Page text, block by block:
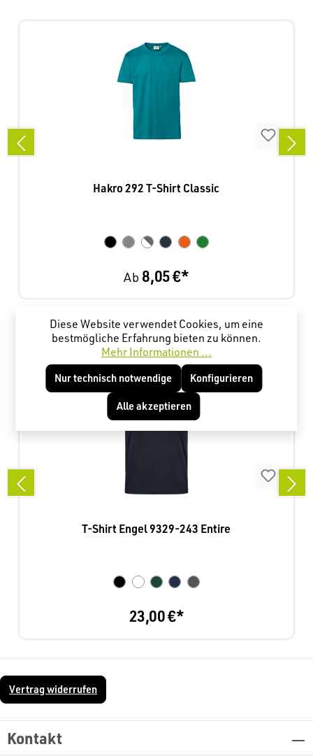
Hakro 292 T-Shirt Classic
Ab 8,05 €*
Produktgalerie überspringen
Kunden haben sich ebenfalls angesehen
T-Shirt Engel 9329-243 Entire
23,00 €*
Vertrag widerrufen
Kontakt
Diese Website verwendet Cookies, um eine
bestmögliche Erfahrung bieten zu können.
Mehr Informationen ...
Nur technisch notwendige Konfigurieren
Alle akzeptieren